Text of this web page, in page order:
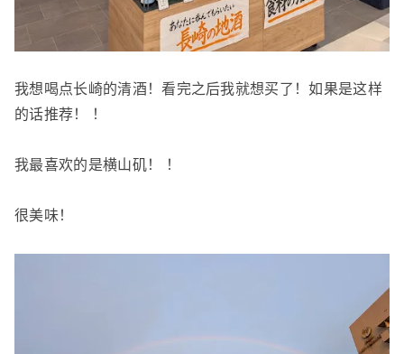
我想喝点长崎的清酒！看完之后我就想买了！如果是这样
的话推荐！ ！
我最喜欢的是横山矶！ ！
很美味！